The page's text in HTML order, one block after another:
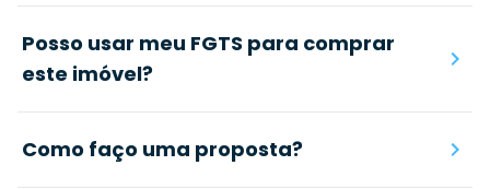
Posso usar meu FGTS para comprar
este imóvel?
Como faço uma proposta?